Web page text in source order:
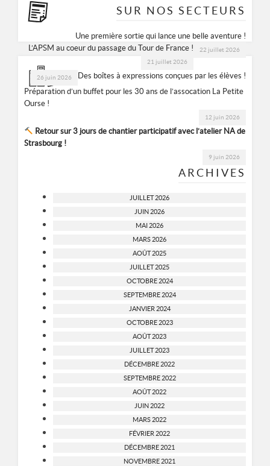
SUR NOS SECTEURS
Une première sortie qui lance une belle aventure !
22 juillet 2026
L’APSM au coeur du passage du Tour de France !
21 juillet 2026
Des boîtes à expressions conçues par les élèves !
26 juin 2026
Préparation d’un buffet pour les 30 ans de l’assocation La Petite
Ourse !
12 juin 2026
Retour sur 3 jours de chantier participatif avec l’atelier NA de
Strasbourg !
9 juin 2026
ARCHIVES
JUILLET 2026
JUIN 2026
MAI 2026
MARS 2026
AOÛT 2025
JUILLET 2025
OCTOBRE 2024
SEPTEMBRE 2024
JANVIER 2024
OCTOBRE 2023
AOÛT 2023
JUILLET 2023
DÉCEMBRE 2022
SEPTEMBRE 2022
AOÛT 2022
JUIN 2022
MARS 2022
FÉVRIER 2022
DÉCEMBRE 2021
NOVEMBRE 2021